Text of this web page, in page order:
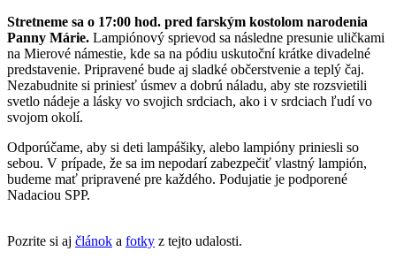
Stretneme sa o 17:00 hod. pred farským kostolom narodenia
Panny Márie. Lampiónový sprievod sa následne presunie uličkami
na Mierové námestie, kde sa na pódiu uskutoční krátke divadelné
predstavenie. Pripravené bude aj sladké občerstvenie a teplý čaj.
Nezabudnite si priniesť úsmev a dobrú náladu, aby ste rozsvietili
svetlo nádeje a lásky vo svojich srdciach, ako i v srdciach ľudí vo
svojom okolí.
Odporúčame, aby si deti lampášiky, alebo lampióny priniesli so
sebou. V prípade, že sa im nepodarí zabezpečiť vlastný lampión,
budeme mať pripravené pre každého. Podujatie je podporené
Nadaciou SPP.
Pozrite si aj článok a fotky z tejto udalosti.